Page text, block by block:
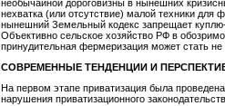
необычайной дороговизны в нынешних
нехватка (или отсутствие) малой техники
нынешний Земельный кодекс запрещает
Объективно сельское хозяйство РФ в
принудительная фермеризация может стать
СОВРЕМЕННЫЕ ТЕНДЕНЦИИ И
На первом этапе приватизация была
нарушения приватизационного